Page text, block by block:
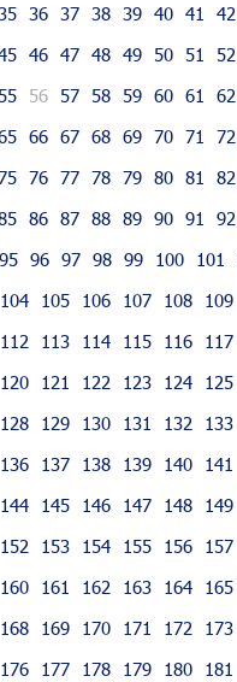
36 37 38 39 40 41 42
46 47 48 49 50 51 52
56 57 58 59 60 61 62
66 67 68 69 70 71 72
76 77 78 79 80 81 82
86 87 88 89 90 91 92
95 96 97 98 99 100 101
104 105 106 107 108 109
112 113 114 115 116 117
120 121 122 123 124 125
128 129 130 131 132 133
136 137 138 139 140 141
144 145 146 147 148 149
152 153 154 155 156 157
160 161 162 163 164 165
168 169 170 171 172 173
176 177 178 179 180 181